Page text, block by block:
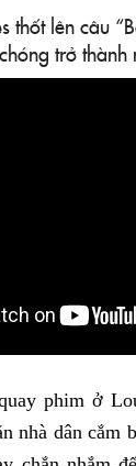
thốt lên câu
trở thành
phim ở
nhà dân cắm